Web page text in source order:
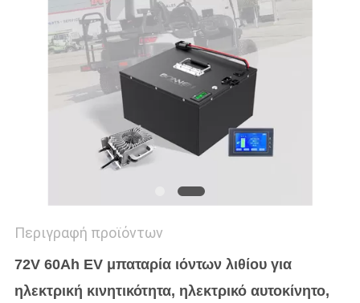
Περιγραφή προϊόντων
72V 60Ah EV μπαταρία ιόντων λιθίου για
ηλεκτρική κινητικότητα, ηλεκτρικό αυτοκίνητο,